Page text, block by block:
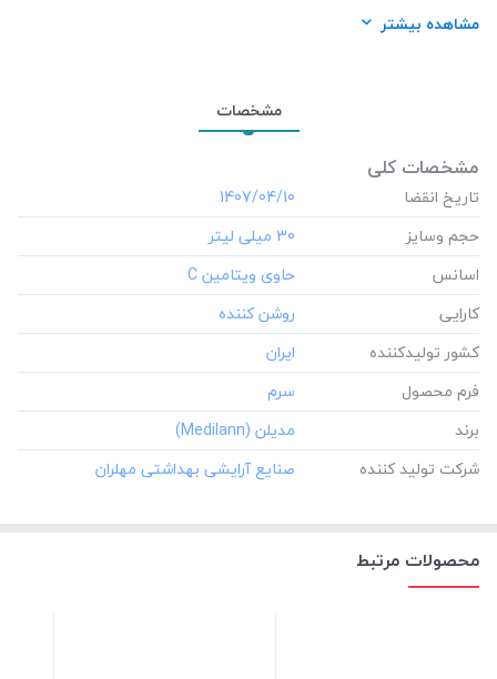
برند:مدیلن (Medilann)
مشاهده بیشتر
مشخصات
مشخصات کلی
تاریخ انقضا
‎1407/04/10
حجم وسایز
‎30 میلی لیتر
اسانس
کارایی
کشور تولید‎کننده
فرم محصول
برند
شرکت تولید کننده
محصولات مرتبط